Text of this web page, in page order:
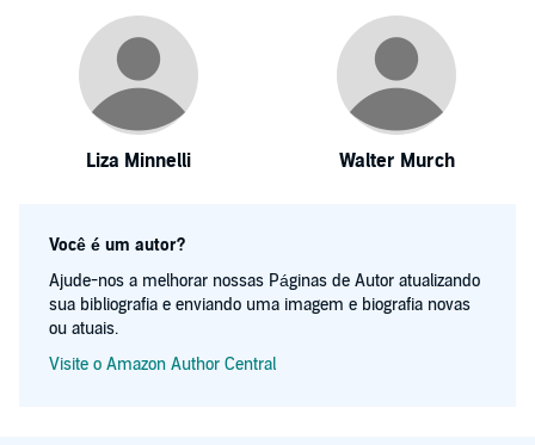
Liza Minnelli Walter Murch
Você é um autor?
Ajude-nos a melhorar nossas Páginas de Autor atualizando
sua bibliografia e enviando uma imagem e biografia novas
ou atuais.
Visite o Amazon Author Central